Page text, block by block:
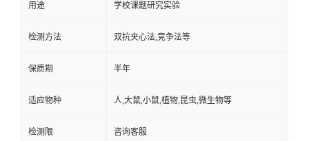
用途 学校课题研究实验
检测方法 双抗夹心法,竞争法等
保质期 半年
适应物种 人,大鼠,小鼠,植物,昆虫,微生物等
检测限 咨询客服